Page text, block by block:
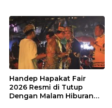
Handep Hapakat Fair
2026 Resmi di Tutup
Dengan Malam Hiburan